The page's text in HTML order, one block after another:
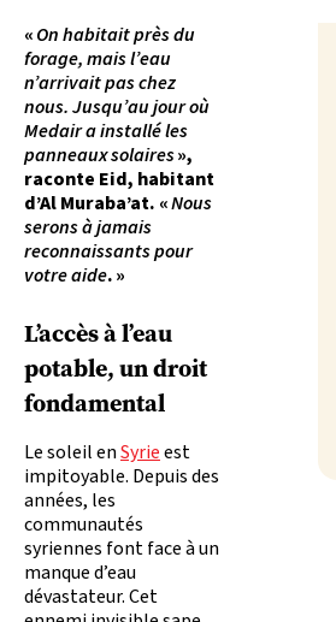
«On habitait près du
forage, mais l’eau
n’arrivait pas chez
nous. Jusqu’au jour où
Medair a installé les
panneaux solaires»,
raconte Eid, habitant
d’Al Muraba’at. «Nous
serons à jamais
reconnaissants pour
votre aide. »
L’accès à l’eau
potable, un droit
fondamental
Le soleil enSyrieest
impitoyable. Depuis des
années, les
communautés
syriennes font face à un
manque d’eau
dévastateur. Cet